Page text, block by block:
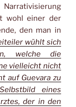
wohl einer der
den man in
wühlt sich
welche die
vielleicht nicht
auf Guevara zu
eines
der in den